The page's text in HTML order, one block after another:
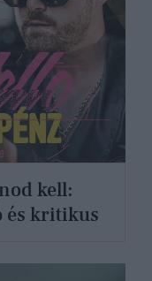
kell:
és kritikus